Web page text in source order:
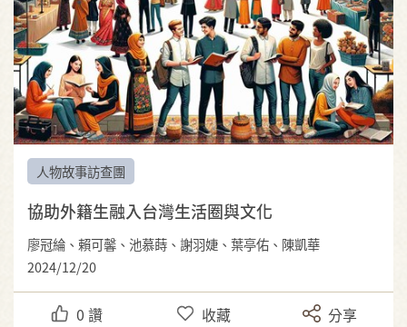
人物故事訪查團
協助外籍生融入台灣生活圈與文化
廖冠綸、賴可馨、池慕蒔、謝羽婕、葉亭佑、陳凱華
2024/12/20
0 讚 收藏 分享